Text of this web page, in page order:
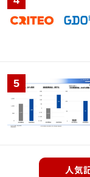
人気